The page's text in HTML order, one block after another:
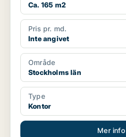
Ca. 165 m2
Pris pr. md.
Inte angivet
Område
Stockholms län
Type
Kontor
Mer info